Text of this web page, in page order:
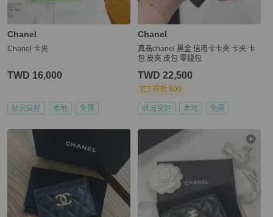
Chanel
Chanel 卡夾
TWD 16,000
狀況良好 本地 免運
Chanel
真品chanel 黑金 信用卡卡夾 卡夾 卡
包 皮夾 皮包 零錢包
TWD 22,500
現折 800
狀況良好 本地 免運